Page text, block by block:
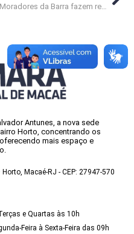
Moradores da Barra fazem reivindicações na Câmara Itinerante
Antunes, a nova sede
Horto, concentrando os
mais espaço e
Macaé-RJ - CEP: 27947-570
e Quartas às 10h
Feira à Sexta-Feira das 09h